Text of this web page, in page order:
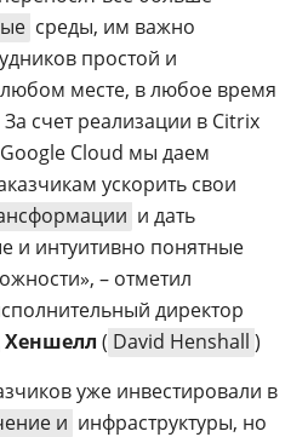
среды, им важно
простой и
месте, в любое время
счет реализации в Citrix
Cloud мы даем
ускорить свои
и дать
и интуитивно понятные
– отметил
директор
Хеншелл ( David Henshall )
уже инвестировали в
и инфраструктуры, но